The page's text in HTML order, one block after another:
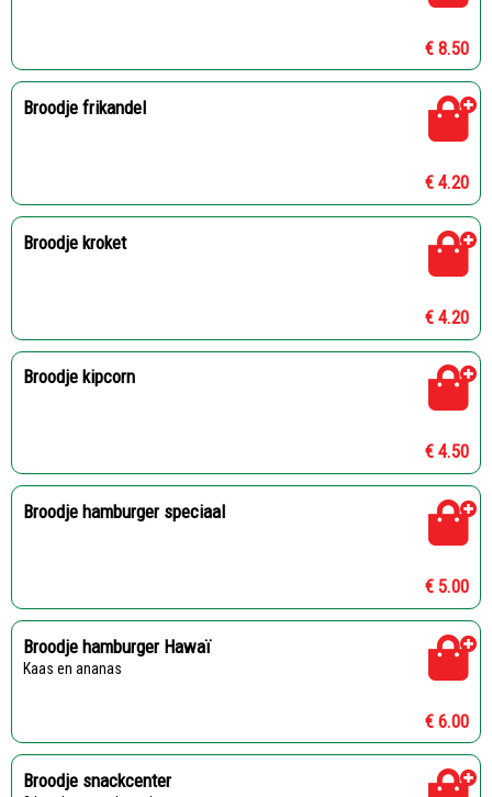
€ 8.50
Broodje frikandel
€ 4.20
Broodje kroket
€ 4.20
Broodje kipcorn
€ 4.50
Broodje hamburger speciaal
€ 5.00
Broodje hamburger Hawaï
Kaas en ananas
€ 6.00
Broodje snackcenter